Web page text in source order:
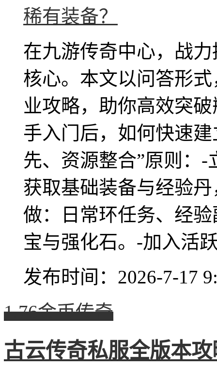
在九游传奇中心，战
核心。本文以问答形
业攻略，助你高效突
手入门后，如何快速
先、资源整合”原则：
获取基础装备与经验
做：日常环任务、经
宝与强化石。-加入活
发布时间：2026-7-17
1.76金币传奇
古云传奇私服全版本